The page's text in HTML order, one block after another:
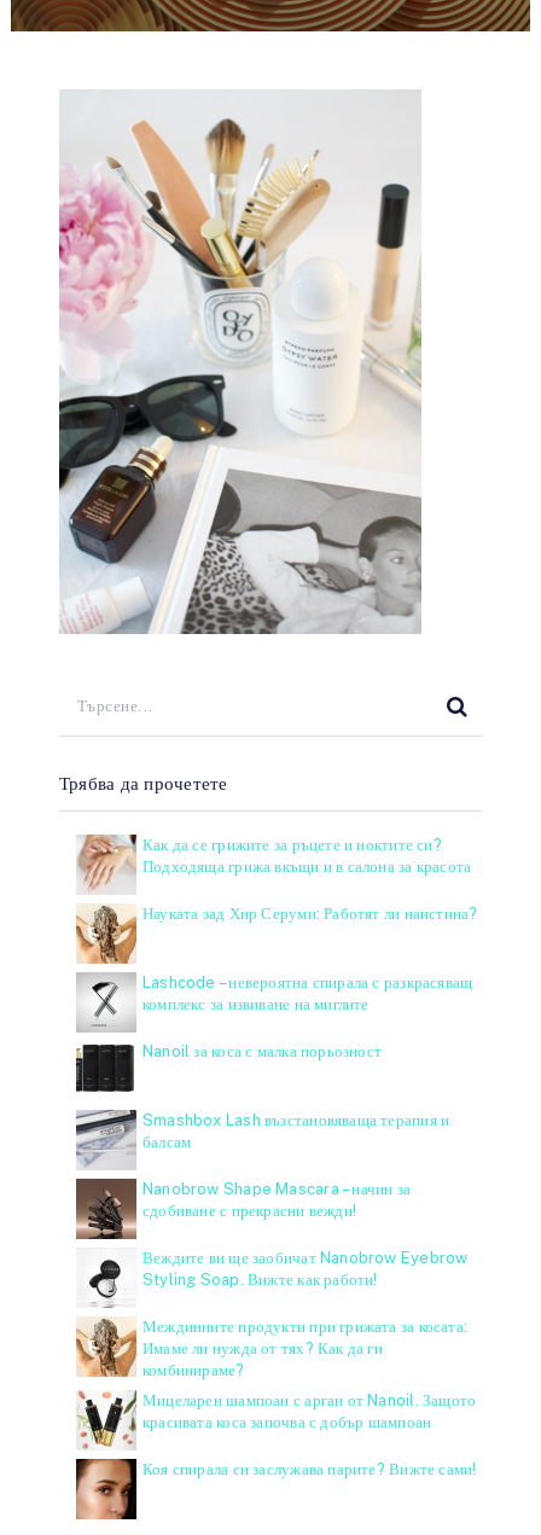
Трябва да прочетете
Как да се грижите за ръцете и ноктите си?
Подходяща грижа вкъщи и в салона за красота
Науката зад Хир Серуми: Работят ли наистина?
Lashcode – невероятна спирала с разкрасяващ
комплекс за извиване на миглите
Nanoil за коса с малка порьозност
Smashbox Lash възстановяваща терапия и
балсам
Nanobrow Shape Mascara – начин за
сдобиване с прекрасни вежди!
Веждите ви ще заобичат Nanobrow Eyebrow
Styling Soap. Вижте как работи!
Междинните продукти при грижата за косата:
Имаме ли нужда от тях? Как да ги
комбинираме?
Мицеларен шампоан с арган от Nanoil. Защото
красивата коса започва с добър шампоан
Коя спирала си заслужава парите? Вижте сами!